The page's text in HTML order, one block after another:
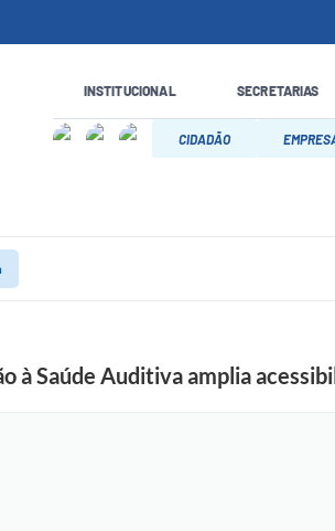
INSTITUCIONAL SECRETARIAS
CIDADÃO
à Saúde Auditiva amplia